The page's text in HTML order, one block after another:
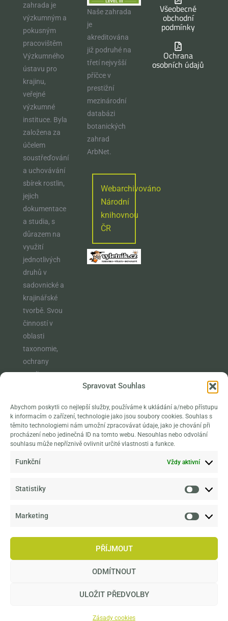
Spravovat Souhlas
Abychom poskytli co nejlepší služby, používáme k ukládání a/nebo přístupu
k informacím o zařízení, technologie jako jsou soubory cookies. Souhlas s
těmito technologiemi nám umožní zpracovávat údaje, jako je chování při
procházení nebo jedinečná ID na tomto webu. Nesouhlas nebo odvolání
souhlasu může nepříznivě ovlivnit určité vlastnosti a funkce.
Funkční Vždy aktivní
Statistiky
Marketing
PŘÍJMOUT
ODMÍTNOUT
ULOŽIT PŘEDVOLBY
Zásady cookies
zahrada je
výzkumným a
pokusným
pracovištěm
Výzkumného
ústavu pro
krajinu,
veřejné
výzkumné
instituce. Byla
založena za
účelem
soustřeďování
a uchovávání
sbírek rostlin,
jejich
dokumentace
a studia, s
důrazem na
využití
jednotlivých
druhů v
sadovnické a
krajinářské
tvorbě. Svou
činností v
oblasti
taxonomie,
ochrany
rostlin,
naplňuje
poslání
klasické
zahrady, které
ještě o
aktivity v širší
životního
Naše zahrada
je
akreditována
již podruhé na
třetí nejvyšší
příčce v
prestižní
mezinárodní
databázi
botanických
zahrad
ArbNet.
Webarchivováno
Národní
knihovnou
ČR
Všeobecné
obchodní
podmínky
Ochrana
osobních údajů
– Dendrologická zahrada Průhonice